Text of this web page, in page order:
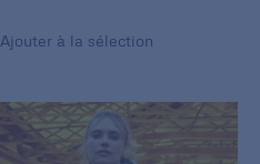
Ajouter à la sélection